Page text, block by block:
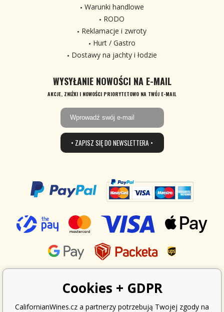
Warunki handlowe
RODO
Reklamacje i zwroty
Hurt / Gastro
Dostawy na jachty i łodzie
WYSYŁANIE NOWOŚCI NA E-MAIL
AKCJE, ZNIŻKI I NOWOŚCI PRIORYTETOWO NA TWÓJ E-MAIL
• ZAPISZ SIĘ DO NEWSLETTERA •
Cookies + GDPR
CalifornianWines.cz a partnerzy potrzebują Twojej zgody na